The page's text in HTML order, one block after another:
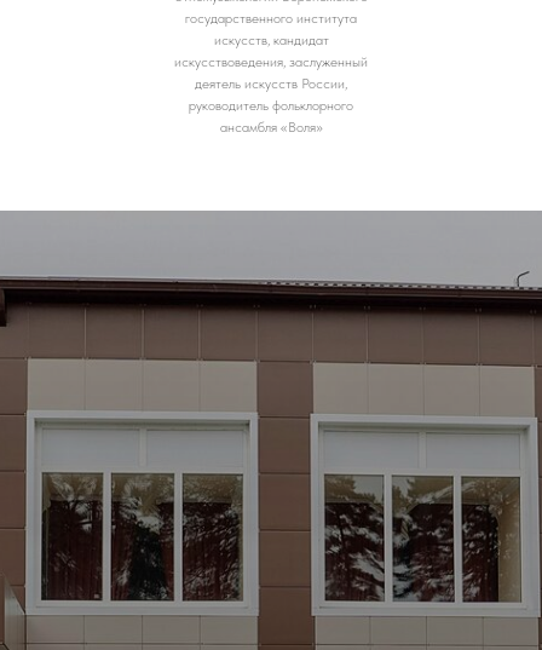
государственного института
искусств, кандидат
искусствоведения, заслуженный
деятель искусств России,
руководитель фольклорного
ансамбля «Воля»